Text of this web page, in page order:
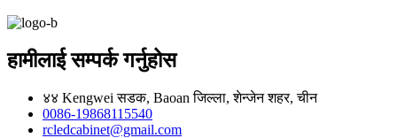
हामीलाई सम्पर्क गर्नुहोस
४४ Kengwei सडक, Baoan जिल्ला, शेन्जेन शहर, चीन
0086-19868115540
rcledcabinet@gmail.com